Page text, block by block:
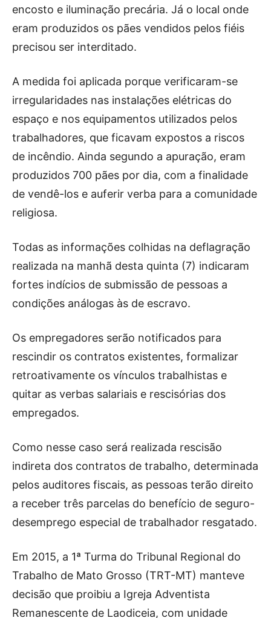
encosto e iluminação precária. Já o local onde
eram produzidos os pães vendidos pelos fiéis
precisou ser interditado.
A medida foi aplicada porque verificaram-se
irregularidades nas instalações elétricas do
espaço e nos equipamentos utilizados pelos
trabalhadores, que ficavam expostos a riscos
de incêndio. Ainda segundo a apuração, eram
produzidos 700 pães por dia, com a finalidade
de vendê-los e auferir verba para a comunidade
religiosa.
Todas as informações colhidas na deflagração
realizada na manhã desta quinta (7) indicaram
fortes indícios de submissão de pessoas a
condições análogas às de escravo.
Os empregadores serão notificados para
rescindir os contratos existentes, formalizar
retroativamente os vínculos trabalhistas e
quitar as verbas salariais e rescisórias dos
empregados.
Como nesse caso será realizada rescisão
indireta dos contratos de trabalho, determinada
pelos auditores fiscais, as pessoas terão direito
a receber três parcelas do benefício de seguro-
desemprego especial de trabalhador resgatado.
Em 2015, a 1ª Turma do Tribunal Regional do
Trabalho de Mato Grosso (TRT-MT) manteve
decisão que proibiu a Igreja Adventista
Remanescente de Laodiceia, com unidade